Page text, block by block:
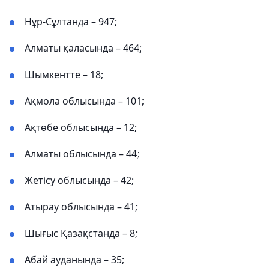
Нұр-Сұлтанда – 947;
Алматы қаласында – 464;
Шымкентте – 18;
Ақмола облысында – 101;
Ақтөбе облысында – 12;
Алматы облысында – 44;
Жетісу облысында – 42;
Атырау облысында – 41;
Шығыс Қазақстанда – 8;
Абай ауданында – 35;